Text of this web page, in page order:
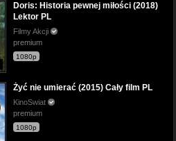
Doris: Historia pewnej miłości (2018)
Lektor PL
Filmy Akcji
premium
1080p
Żyć nie umierać (2015) Cały film PL
KinoSwiat
premium
1080p